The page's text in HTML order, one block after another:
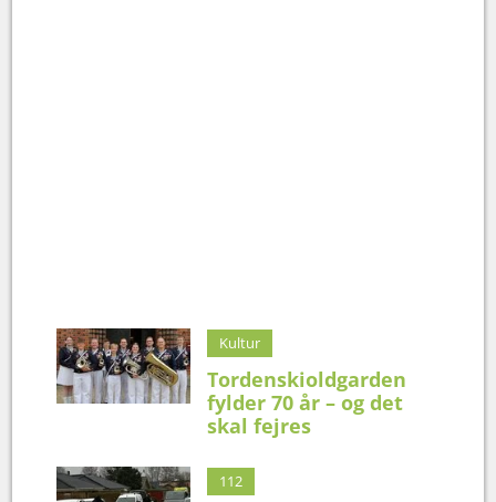
Kultur
Tordenskioldgarden
fylder 70 år – og det
skal fejres
112